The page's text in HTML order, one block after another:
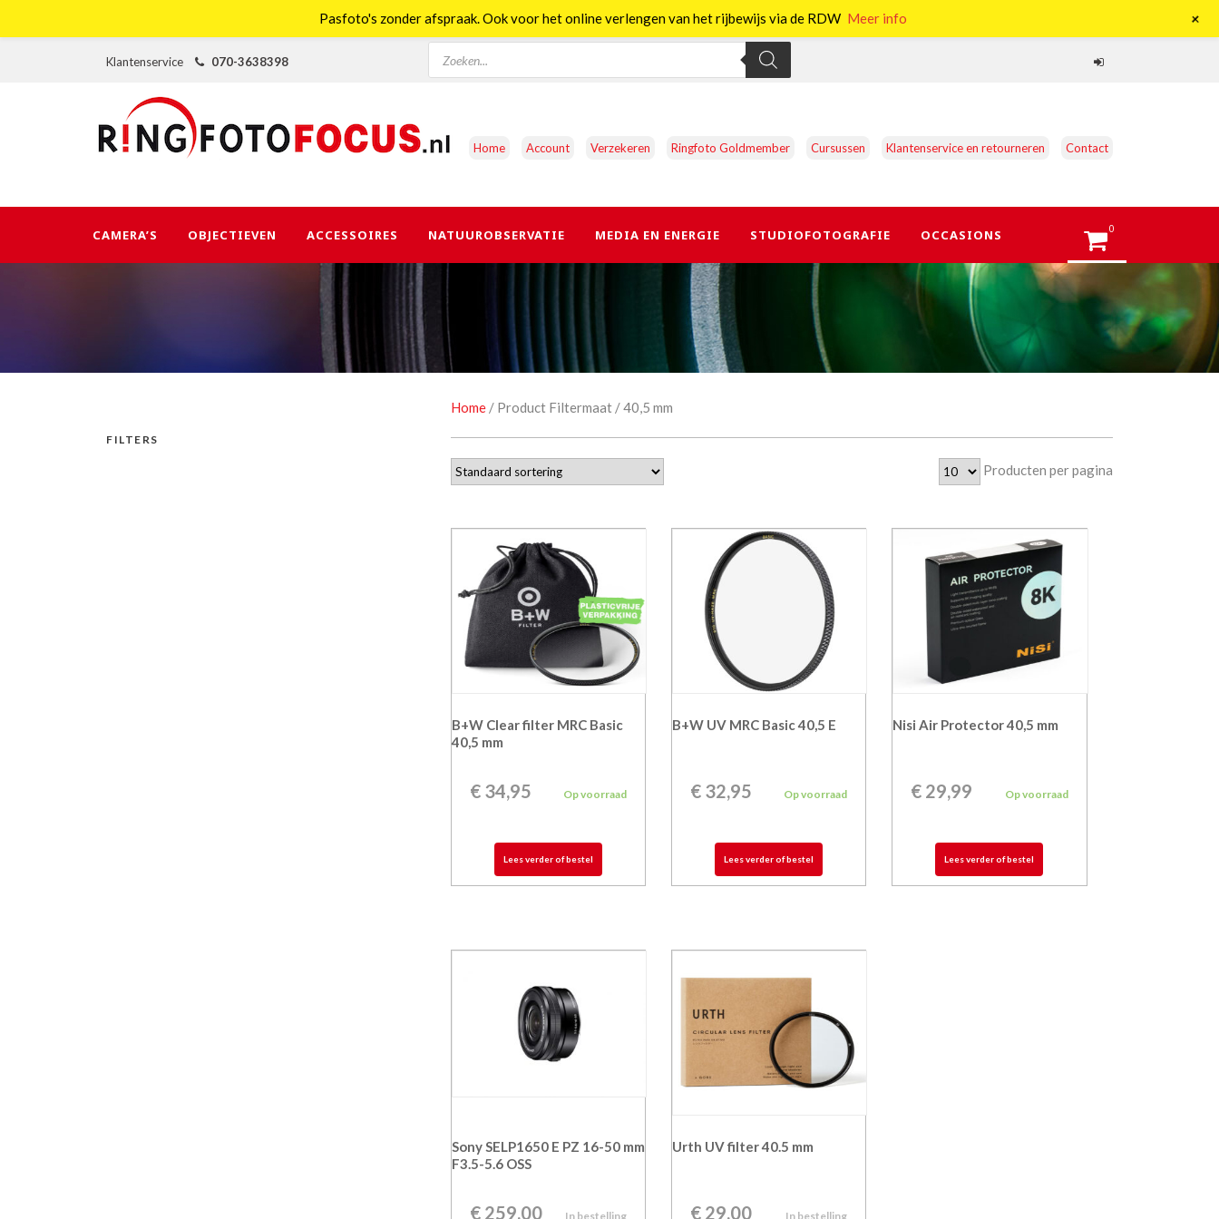
Klantenservice 070-3638398
Producten
zoeken
Home Account Verzekeren Ringfoto Goldmember Cursussen Klantenservice en retourneren Contact
CAMERA’S OBJECTIEVEN ACCESSOIRES NATUUROBSERVATIE MEDIA EN ENERGIE STUDIOFOTOGRAFIE OCCASIONS 0
Home / Product Filtermaat / 40,5 mm
Producten per pagina
B+W Clear filter MRC Basic
40,5 mm
€ 34,95 Op voorraad
Lees verder of bestel
B+W UV MRC Basic 40,5 E
€ 32,95 Op voorraad
Lees verder of bestel
Nisi Air Protector 40,5 mm
€ 29,99 Op voorraad
Lees verder of bestel
Sony SELP1650 E PZ 16-50 mm
F3.5-5.6 OSS
€ 259,00 In bestelling
Urth UV filter 40.5 mm
€ 29,00 In bestelling
FILTERS
Pasfoto's zonder afspraak. Ook voor het online verlengen van het rijbewijs via de RDW Meer info +